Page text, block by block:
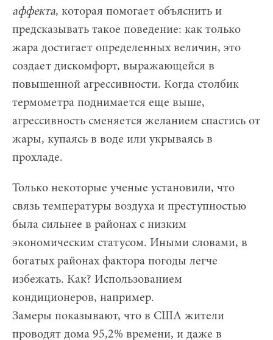
аффекта, которая помогает объяснить и
предсказывать такое поведение: как только
жара достигает определенных величин, это
создает дискомфорт, выражающейся в
повышенной агрессивности. Когда столбик
термометра поднимается еще выше,
агрессивность сменяется желанием спастись от
жары, купаясь в воде или укрываясь в
прохладе.
Только некоторые ученые установили, что
связь температуры воздуха и преступностью
была сильнее в районах с низким
экономическим статусом. Иными словами, в
богатых районах фактора погоды легче
избежать. Как? Использованием
кондиционеров, например.
Замеры показывают, что в США жители
проводят дома 95,2% времени, и даже в